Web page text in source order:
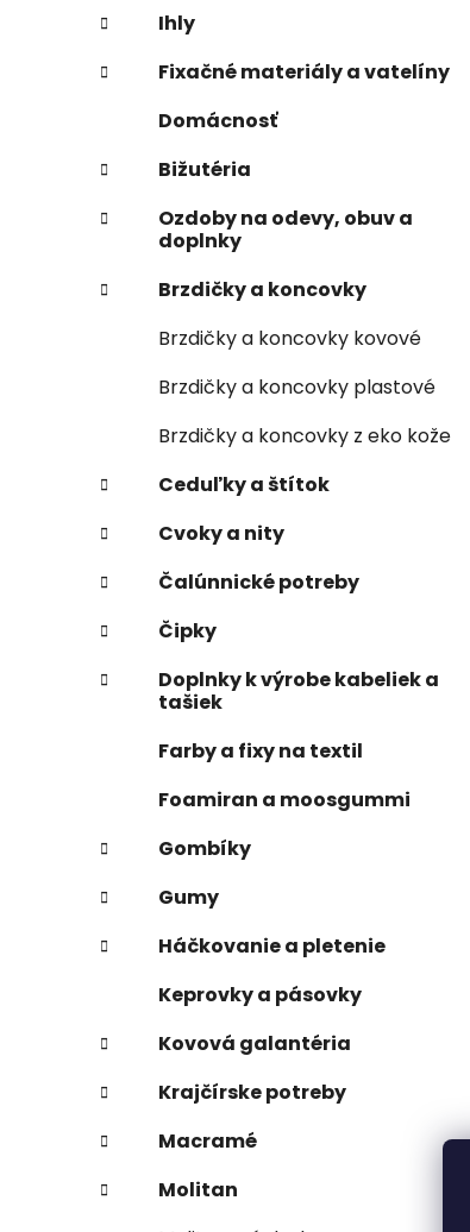
Ihly
Fixačné materiály a vatelíny
Domácnosť
Bižutéria
Ozdoby na odevy, obuv a
doplnky
Brzdičky a koncovky
Brzdičky a koncovky kovové
Brzdičky a koncovky plastové
Brzdičky a koncovky z eko kože
Ceduľky a štítok
Cvoky a nity
Čalúnnické potreby
Čipky
Doplnky k výrobe kabeliek a
tašiek
Farby a fixy na textil
Foamiran a moosgummi
Gombíky
Gumy
Háčkovanie a pletenie
Keprovky a pásovky
Kovová galantéria
Krajčírske potreby
Macramé
Molitan